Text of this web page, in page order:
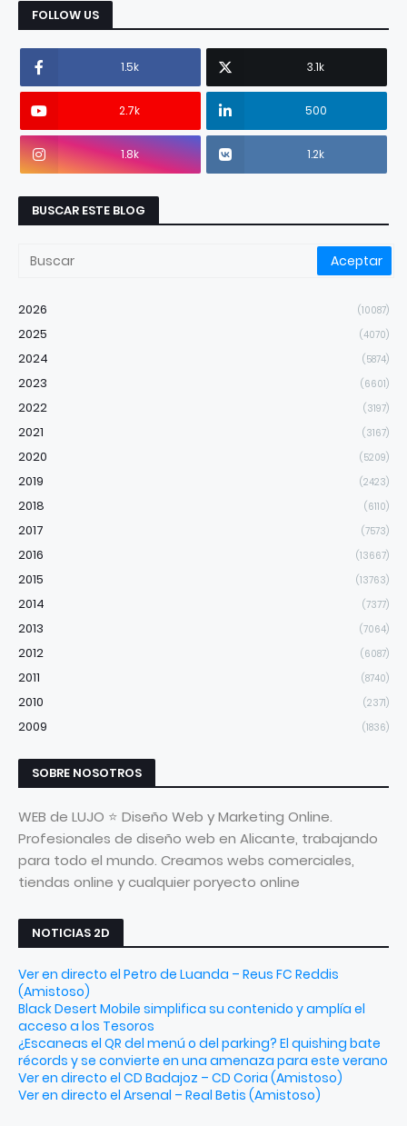
FOLLOW US
1.5k 3.1k
2.7k 500
1.8k 1.2k
BUSCAR ESTE BLOG
2026 (10087)
2025 (4070)
2024 (5874)
2023 (6601)
2022 (3197)
2021 (3167)
2020 (5209)
2019 (2423)
2018 (6110)
2017 (7573)
2016 (13667)
2015 (13763)
2014 (7377)
2013 (7064)
2012 (6087)
2011 (8740)
2010 (2371)
2009 (1836)
SOBRE NOSOTROS
WEB de LUJO ⭐ Diseño Web y Marketing Online.
Profesionales de diseño web en Alicante, trabajando
para todo el mundo. Creamos webs comerciales,
tiendas online y cualquier poryecto online
NOTICIAS 2D
Ver en directo el Petro de Luanda – Reus FC Reddis
(Amistoso)
Black Desert Mobile simplifica su contenido y amplía el
acceso a los Tesoros
¿Escaneas el QR del menú o del parking? El quishing bate
récords y se convierte en una amenaza para este verano
Ver en directo el CD Badajoz – CD Coria (Amistoso)
Ver en directo el Arsenal – Real Betis (Amistoso)